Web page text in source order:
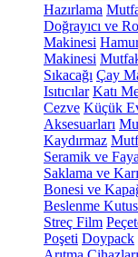
Hazırlama
Doğrayıcı ve
Makinesi
Makinesi
Sıkacağı Çay
Isıtıcılar Katı
Cezve Küçük
Aksesuarları
Kaydırmaz
Seramik ve
Saklama ve
Bonesi ve
Beslenme
Streç Film
Poşeti Doypack